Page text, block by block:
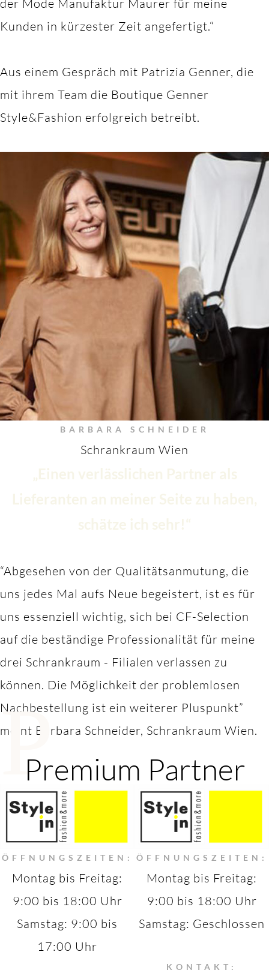
der Mode Manufaktur Maurer für meine
Kunden in kürzester Zeit angefertigt.“
Aus einem Gespräch mit Patrizia Genner, die
mit ihrem Team die Boutique Genner
Style&Fashion erfolgreich betreibt.
BARBARA SCHNEIDER
Schrankraum Wien
„Einen verlässlichen Partner als
Lieferanten an meiner Seite zu haben,
schätze ich sehr!“
“Abgesehen von der Qualitätsanmutung, die
uns jedes Mal aufs Neue begeistert, ist es für
uns essenziell wichtig, sich bei CF-Selection
auf die beständige Professionalität für meine
drei Schrankraum - Filialen verlassen zu
können. Die Möglichkeit der problemlosen
Nachbestellung ist ein weiterer Pluspunkt”
meint Barbara Schneider, Schrankraum Wien.
PPremium Partner
ÖFFNUNGSZEITEN:
Montag bis Freitag:
9:00 bis 18:00 Uhr
Samstag: 9:00 bis
17:00 Uhr
ÖFFNUNGSZEITEN:
Montag bis Freitag:
9:00 bis 18:00 Uhr
Samstag: Geschlossen
KONTAKT: